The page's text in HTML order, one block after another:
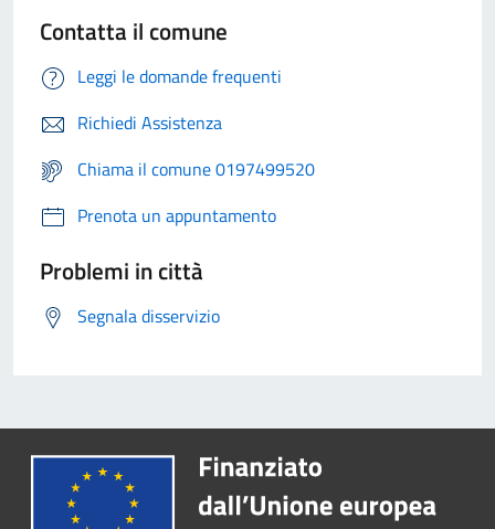
Contatta il comune
Leggi le domande frequenti
Richiedi Assistenza
Chiama il comune 0197499520
Prenota un appuntamento
Problemi in città
Segnala disservizio